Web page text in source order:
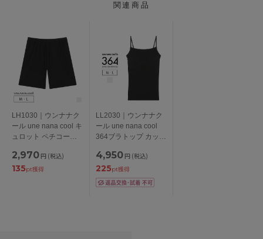
関連商品
LH1030｜ウンナナク
ール une nana cool キ
ュロット ペチコート
2,970 円 (税込)
135pt獲得
LL2030｜ウンナナク
ール une nana cool
364ブラトップ カップ
4,950 円 (税込)
225pt獲得